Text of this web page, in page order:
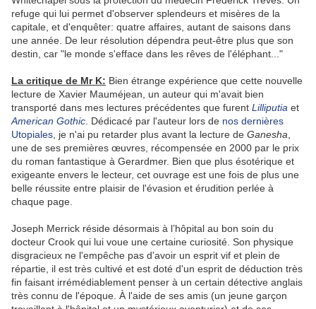
refuge qui lui permet d'observer splendeurs et misères de la
capitale, et d'enquêter: quatre affaires, autant de saisons dans
une année. De leur résolution dépendra peut-être plus que son
destin, car "le monde s'efface dans les rêves de l'éléphant..."
La critique de Mr K: Bien étrange expérience que cette nouvelle
lecture de Xavier Mauméjean, un auteur qui m'avait bien
transporté dans mes lectures précédentes que furent Lilliputia et
American Gothic . Dédicacé par l'auteur lors de nos dernières
Utopiales , je n'ai pu retarder plus avant la lecture de Ganesha
une de ses premières œuvres, récompensée en 2000 par le prix
du roman fantastique à Gerardmer. Bien que plus ésotérique et
exigeante envers le lecteur, cet ouvrage est une fois de plus une
belle réussite entre plaisir de l'évasion et érudition perlée à
chaque page.
Joseph Merrick réside désormais à l’hôpital au bon soin du
docteur Crook qui lui voue une certaine curiosité. Son physique
disgracieux ne l'empêche pas d'avoir un esprit vif et plein de
répartie, il est très cultivé et est doté d'un esprit de déduction très
fin faisant irrémédiablement penser à un certain détective anglais
très connu de l'époque. À l'aide de ses amis (un jeune garçon